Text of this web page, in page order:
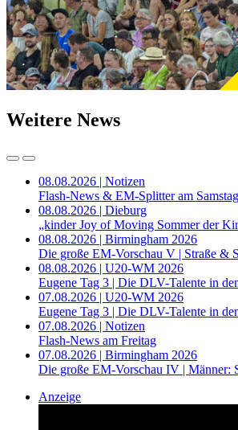
Weitere News
08.08.2026 | Notizen
Flash-News & EM-Splitter am Samstag
08.08.2026 | Dieburg
„kinder Joy of Moving Sommer der
08.08.2026 | Birmingham 2026
Die große EM-Vorschau V | Straße &
08.08.2026 | U20-WM 2026
Eugene Tag 3 | Die DLV-Talente in
07.08.2026 | U20-WM 2026
Eugene Tag 3 | Die DLV-Talente in
07.08.2026 | Notizen
Flash-News am Freitag
07.08.2026 | Birmingham 2026
Die große EM-Vorschau IV | Männer:
Anzeige